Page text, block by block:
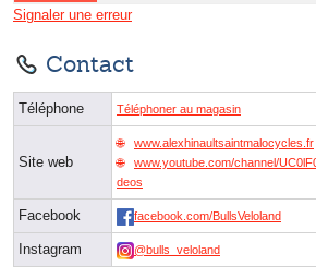
Signaler une erreur
Contact
Téléphone Téléphoner au magasin
Site web
www.alexhinaultsaintmalocycles.fr
www.youtube.com/channel/
deos
Facebook facebook.com/BullsVeloland
Instagram @bulls_veloland